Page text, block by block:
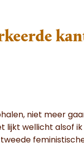
niet meer
lijkt wellicht alsof